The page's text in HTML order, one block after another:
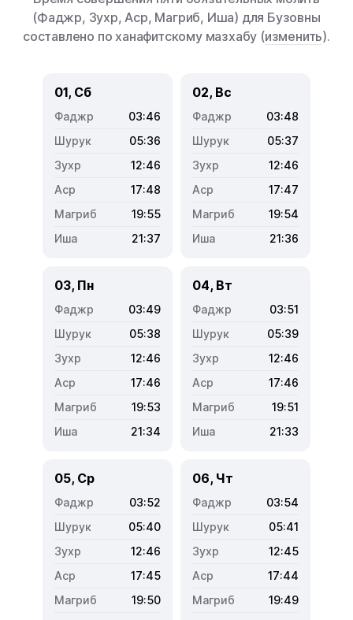
(Фаджр, Зухр, Аср, Магриб, Иша) для Бузовны
составлено по ханафитскому мазхабу (изменить).
01, Сб
03:46
05:36
12:46
17:48
19:55
21:37
02, Вс
03:48
05:37
12:46
17:47
19:54
21:36
03, Пн
03:49
05:38
12:46
17:46
19:53
21:34
04, Вт
03:51
05:39
12:46
17:46
19:51
21:33
05, Ср
03:52
05:40
12:46
17:45
19:50
06, Чт
03:54
05:41
12:45
17:44
19:49